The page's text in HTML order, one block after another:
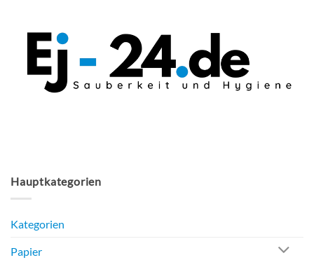
Optionen
können
auf
der
Produktseite
gewählt
werden
Hauptkategorien
Kategorien
Papier